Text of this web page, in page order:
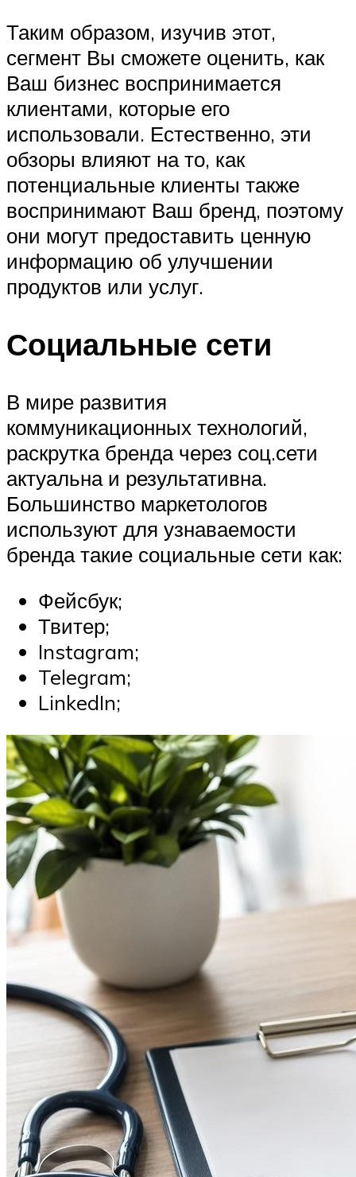
Таким образом, изучив этот,
сегмент Вы сможете оценить, как
Ваш бизнес воспринимается
клиентами, которые его
использовали. Естественно, эти
обзоры влияют на то, как
потенциальные клиенты также
воспринимают Ваш бренд, поэтому
они могут предоставить ценную
информацию об улучшении
продуктов или услуг.
Социальные сети
В мире развития
коммуникационных технологий,
раскрутка бренда через соц.сети
актуальна и результативна.
Большинство маркетологов
используют для узнаваемости
бренда такие социальные сети как:
Фейсбук;
Твитер;
Instagram;
Telegram;
LinkedIn;